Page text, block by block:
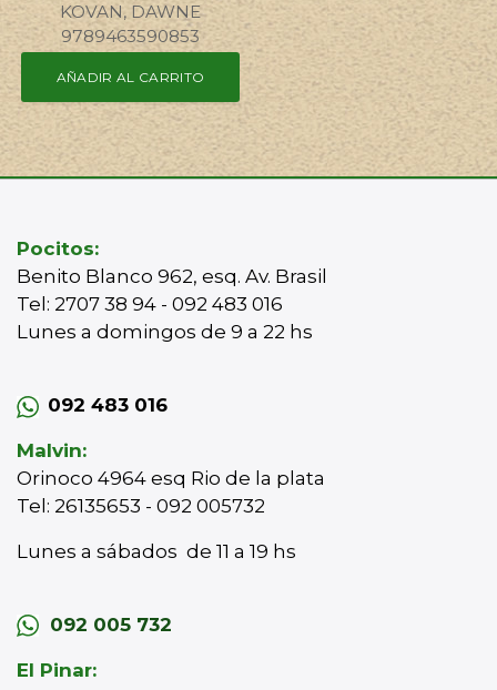
KOVAN, DAWNE
9789463590853
AÑADIR AL CARRITO
Pocitos:
Benito Blanco 962, esq. Av. Brasil
Tel: 2707 38 94 - 092 483 016
Lunes a domingos de 9 a 22 hs
092 483 016
Malvin:
Orinoco 4964 esq Rio de la plata
Tel: 26135653 - 092 005732
Lunes a sábados de 11 a 19 hs
092 005 732
El Pinar: